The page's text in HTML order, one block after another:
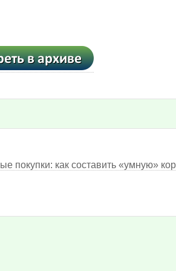
покупки: как составить «умную»